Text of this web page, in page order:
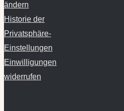
ändern
Historie der
Privatsphäre-
Einstellungen
Einwilligungen
widerrufen